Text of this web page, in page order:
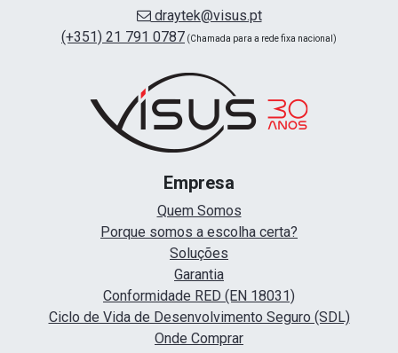
draytek@visus.pt
(+351) 21 791 0787 (Chamada para a rede fixa nacional)
Empresa
Quem Somos
Porque somos a escolha certa?
Soluções
Garantia
Conformidade RED (EN 18031)
Ciclo de Vida de Desenvolvimento Seguro (SDL)
Onde Comprar